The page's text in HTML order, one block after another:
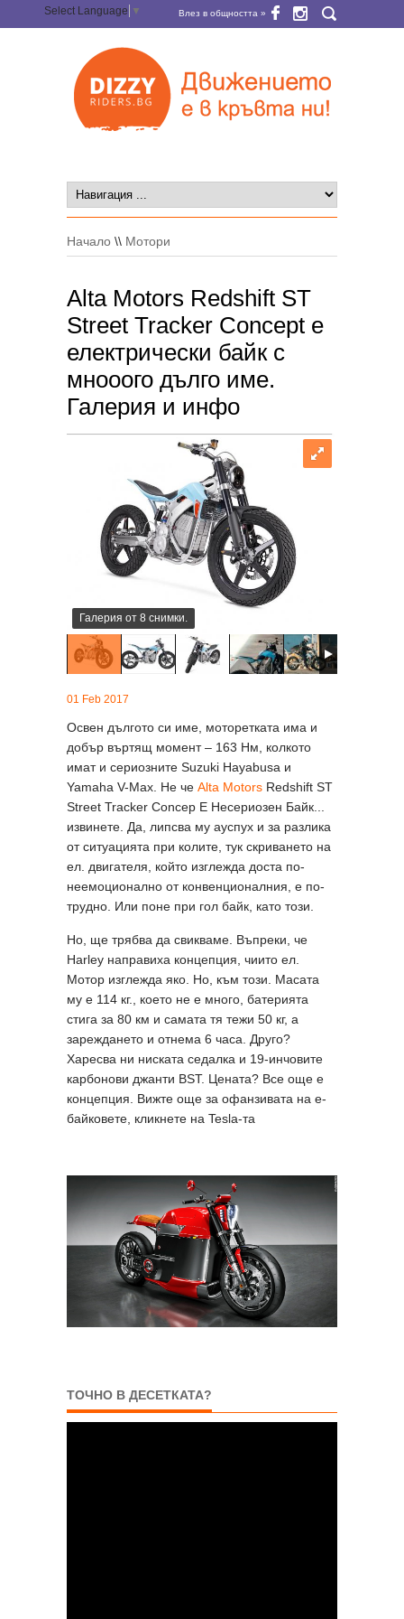
Select Language ▼ Влез в общността »
Начало \\ Мотори
Alta Motors Redshift ST
Street Tracker Concept е
електрически байк с
мнооого дълго име.
Галерия и инфо
Галерия от 8 снимки.
01 Feb 2017
Освен дългото си име, моторетката има и
добър въртящ момент – 163 Нм, колкото
имат и сериозните Suzuki Hayabusa и
Yamaha V-Max. Не че Alta Motors Redshift ST
Street Tracker Concep Е Несериозен Байк...
извинете. Да, липсва му ауспух и за разлика
от ситуацията при колите, тук скриването на
ел. двигателя, който изглежда доста по-
неемоционално от конвенционалния, е по-
трудно. Или поне при гол байк, като този.
Но, ще трябва да свикваме. Въпреки, че
Harley направиха концепция, чиито ел.
Мотор изглежда яко. Но, към този. Масата
му е 114 кг., което не е много, батерията
стига за 80 км и самата тя тежи 50 кг, а
зареждането и отнема 6 часа. Друго?
Харесва ни ниската седалка и 19-инчовите
карбонови джанти BST. Цената? Все още е
концепция. Вижте още за офанзивата на е-
байковете, кликнете на Tesla-та
ТОЧНО В ДЕСЕТКАТА?